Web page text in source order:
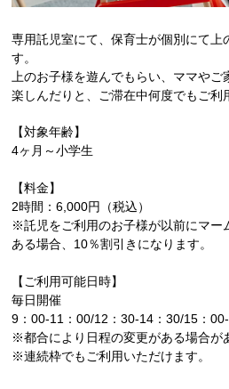
専用託児室にて、保育士が個別にて上
す。
上のお子様を遊んでもらい、ママやご
楽しんだりと、ご滞在中何度でもご利
【対象年齢】
4ヶ月～小学生
【料金】
2時間：6,000円（税込）
※託児をご利用のお子様が以前にマー
ある場合、10％割引きになります。
【ご利用可能日時】
毎日開催
9：00-11：00/12：30-14：30/15：
※都合により日程の変更がある場合が
※連続枠でもご利用いただけます。